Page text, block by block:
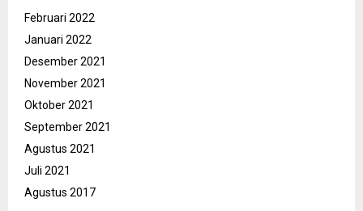
Februari 2022
Januari 2022
Desember 2021
November 2021
Oktober 2021
September 2021
Agustus 2021
Juli 2021
Agustus 2017